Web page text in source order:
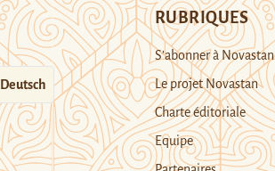
Deutsch
RUBRIQUES
S’abonner à Novastan
Le projet Novastan
Charte éditoriale
Equipe